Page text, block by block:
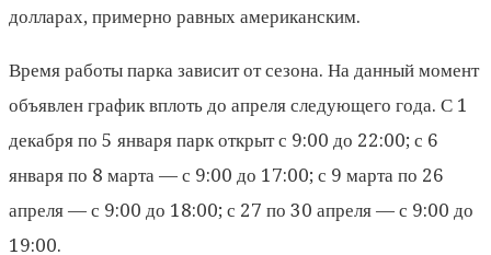
долларах, примерно равных американским.
Время работы парка зависит от сезона. На данный момент
объявлен график вплоть до апреля следующего года. С 1
декабря по 5 января парк открыт с 9:00 до 22:00; с 6
января по 8 марта — с 9:00 до 17:00; с 9 марта по 26
апреля — с 9:00 до 18:00; с 27 по 30 апреля — с 9:00 до
19:00.